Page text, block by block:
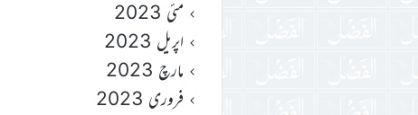
مئی 2023
اپریل 2023
مارچ 2023
فروری 2023